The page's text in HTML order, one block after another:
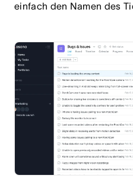
einfach den Namen des